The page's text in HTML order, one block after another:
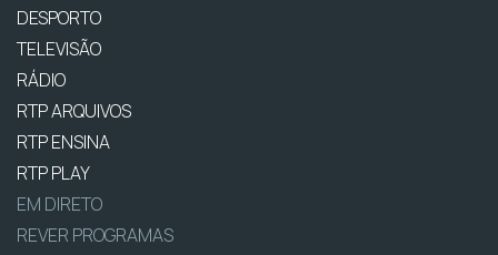
DESPORTO
TELEVISÃO
RÁDIO
RTP ARQUIVOS
RTP ENSINA
RTP PLAY
EM DIRETO
REVER PROGRAMAS